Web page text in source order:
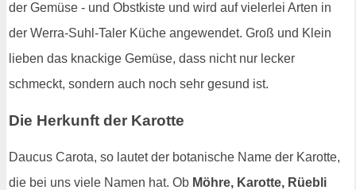
der Gemüse - und Obstkiste und wird auf vielerlei Arten in
der Werra-Suhl-Taler Küche angewendet. Groß und Klein
lieben das knackige Gemüse, dass nicht nur lecker
schmeckt, sondern auch noch sehr gesund ist.
Die Herkunft der Karotte
Daucus Carota, so lautet der botanische Name der Karotte,
die bei uns viele Namen hat. Ob Möhre, Karotte, Rüebli